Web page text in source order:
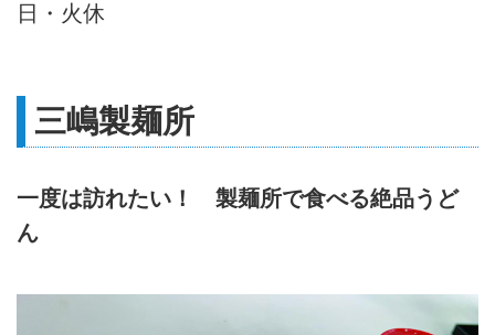
日・火休
三嶋製麺所
一度は訪れたい！ 製麺所で食べる絶品うど
ん